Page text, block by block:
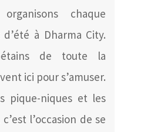
chaque
à Dharma City.
de toute la
ici pour s’amuser.
pique-niques et les
l’occasion de se